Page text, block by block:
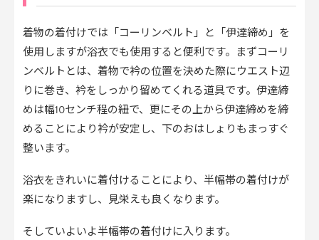
着物の着付けでは「コーリンベルト」と「伊達締め」を
使用しますが浴衣でも使用すると便利です。まずコーリ
ンベルトとは、着物で衿の位置を決めた際にウエスト辺
りに巻き、衿をしっかり留めてくれる道具です。伊達締
めは幅10センチ程の紐で、更にその上から伊達締めを締
めることにより衿が安定し、下のおはしょりもまっすぐ
整います。
浴衣をきれいに着付けることにより、半幅帯の着付けが
楽になりますし、見栄えも良くなります。
そしていよいよ半幅帯の着付けに入ります。